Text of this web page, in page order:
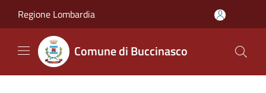
Regione Lombardia
Comune di Buccinasco